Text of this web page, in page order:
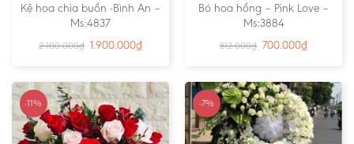
Kệ hoa chia buồn -Bình An –
Ms:4837
2.100.000₫ 1.900.000₫
Bó hoa hồng – Pink Love –
Ms:3884
812.000₫ 700.000₫
-11% -7%